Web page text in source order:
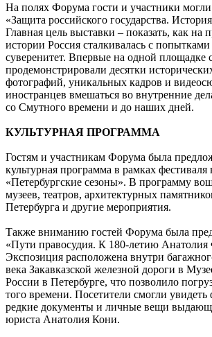
На полях Форума гости и участники могли
«Защита российского государства.
Главная цель выставки – показать, как на
истории Россия сталкивалась с
суверенитет. Впервые на одной площадке
продемонстрировали десятки
фотографий, уникальных кадров и
иностранцев вмешаться во внутренние
со Смутного времени и до наших дней.
КУЛЬТУРНАЯ ПРОГРАММА
Гостям и участникам Форума была
культурная программа в рамках фестиваля
«Петербургские сезоны». В программу
музеев, театров, архитектурных
Петербурга и другие мероприятия.
Также вниманию гостей Форума была
«Пути правосудия. К 180-летию
Экспозиция расположена внутри
века Закавказской железной дороги в
России в Петербурге, что позволило
того времени. Посетители смогли увидеть
редкие документы и личные вещи
юриста Анатолия Кони.